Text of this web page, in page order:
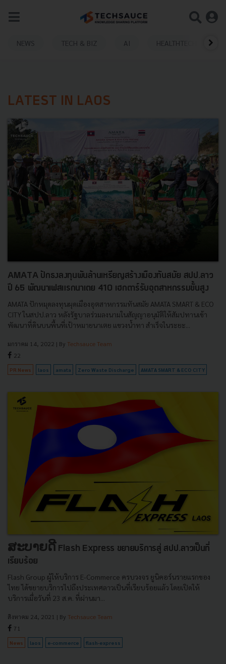
NEWS TECH & BIZ AI HEALTHTECH
LATEST IN LAOS
AMATA ปักธงลงทุนพันล้านเหรียญสร้างเมืองทันสมัย สปป.ลาว
ปี 65 พัฒนาเฟสแรกนาเตย 410 เฮกตาร์รับอุตสาหกรรมขั้นสูง
AMATA ปักหมุดลงทุนผุดเมืองอุตสาหกรรมทันสมัย AMATA SMART & ECO
CITY ในสปป.ลาว หลังรัฐบาลร่วมลงนามในสัญญาอนุมัติให้สัมปทานเข้า
พัฒนาที่ดินบนพื้นที่เป้าหมายนาเตย แขวงน้ำทา สำเร็จในระยะ...
มกราคม 14, 2022 | By Techsauce Team
22
PR News laos amata Zero Waste Discharge AMATA SMART & ECO CITY
ສະບາຍດີ Flash Express ขยายบริการสู่ สปป.ลาวเป็นที่
เรียบร้อย
Flash Group ผู้ให้บริการ E-Commerce ครบวงจร ยูนิคอร์นรายแรกของ
ไทย ได้ขยายบริการไปถึงประเทศลาวเป็นที่เรียบร้อยแล้ว โดยเปิดให้
บริการเมื่อวันที่ 23 ส.ค. ที่ผ่านมา...
สิงหาคม 24, 2021 | By Techsauce Team
71
News laos e-commerce flash-express